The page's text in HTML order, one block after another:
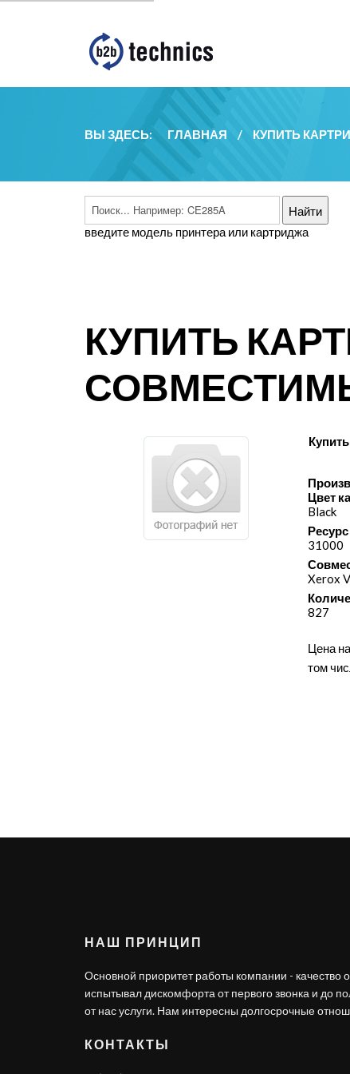
ВЫ ЗДЕСЬ: ГЛАВНАЯ / КУПИТЬ
введите модель принтера или картриджа
КУПИТЬ
Цвет
Black
Ресурс
31000
Xerox
827
Цена
том
НАШ ПРИНЦИП
Основной приоритет работы компании - качество
испытывал дискомфорта от первого звонка и до
от нас услуги. Нам интересны долгосрочные
КОНТАКТЫ